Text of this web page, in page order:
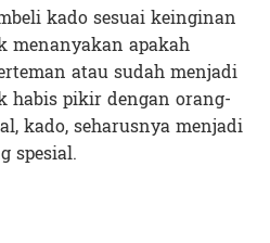
kado sesuai keinginan
menanyakan apakah
atau sudah menjadi
habis pikir dengan orang-
kado, seharusnya menjadi
spesial.